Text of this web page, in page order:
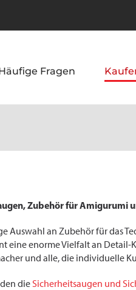
Fragen
Zubehör für Amigurumi
Auswahl an Zubehör für das
eine enorme Vielfalt an
und alle, die individuelle
dieSicherheitsaugen und